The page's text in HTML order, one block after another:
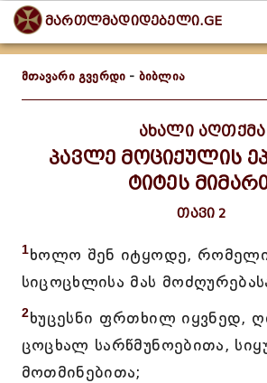
მართლმადიდებელი.GE
მთავარი გვერდი - ბიბლია
ახალი აღთქმა
პავლე მოციქულის
ტიტეს
თავი 2
1ხოლო შენ იტყოდე, რომელი
სიცოცხლისა მას
2ხუცესნი ფრთხილ იყვნედ,
ცოცხალ სარწმუნოებითა,
მოთმინებითა;